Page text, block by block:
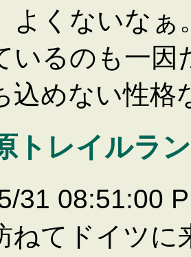
よくないなぁ
いるのも一因
込めない性格
トレイルラ
31 08:51:00
ねてドイツに